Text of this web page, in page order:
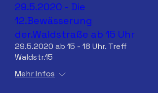
29.5.2020 - Die
12.Bewässerung
der.Waldstraße ab 15 Uhr
29.5.2020 ab 15 - 18 Uhr. Treff
Waldstr.15
Mehr Infos